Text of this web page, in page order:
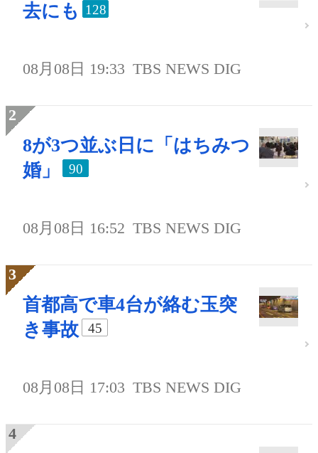
去にも
128
08月08日 19:33 TBS NEWS DIG
8が3つ並ぶ日に「はちみつ
婚」
90
08月08日 16:52 TBS NEWS DIG
首都高で車4台が絡む玉突
き事故
45
08月08日 17:03 TBS NEWS DIG